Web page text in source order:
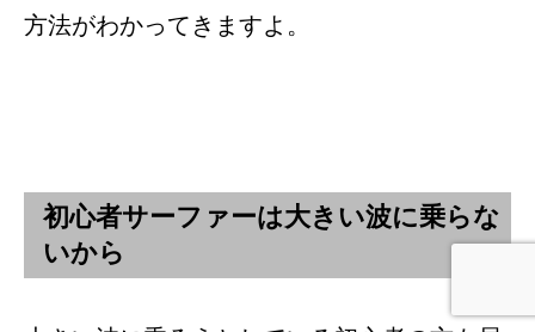
方法がわかってきますよ。
初心者サーファーは大きい波に乗らな
いから